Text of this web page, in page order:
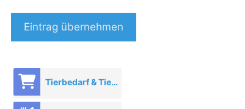
Eintrag übernehmen
Tierbedarf & Tierhandel